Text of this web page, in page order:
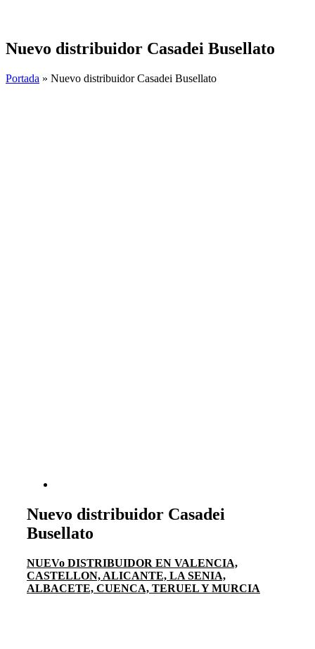
Nuevo distribuidor Casadei Busellato
Portada » Nuevo distribuidor Casadei Busellato
Nuevo distribuidor Casadei
Busellato
NUEVo DISTRIBUIDOR EN VALENCIA,
CASTELLON, ALICANTE, LA SENIA,
ALBACETE, CUENCA, TERUEL Y MURCIA